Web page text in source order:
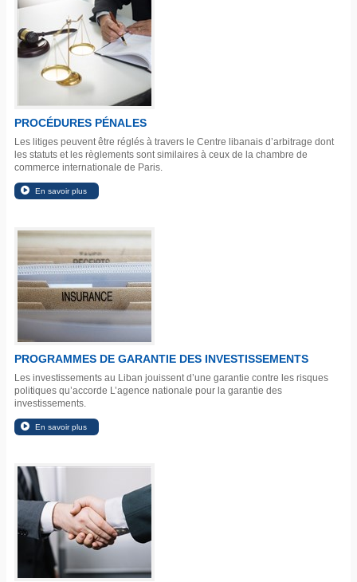
PROCÉDURES PÉNALES
Les litiges peuvent être réglés à travers le Centre libanais d’arbitrage dont
les statuts et les règlements sont similaires à ceux de la chambre de
commerce internationale de Paris.
PROGRAMMES DE GARANTIE DES INVESTISSEMENTS
Les investissements au Liban jouissent d’une garantie contre les risques
politiques qu’accorde L’agence nationale pour la garantie des
investissements.